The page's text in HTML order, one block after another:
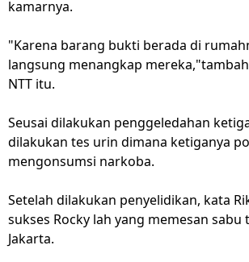
kamarnya.
"Karena barang bukti berada di
langsung menangkap
NTT itu.
Seusai dilakukan penggeledahan
dilakukan tes urin dimana ketiganya
mengonsumsi narkoba.
Setelah dilakukan penyelidikan, kata
sukses Rocky lah yang memesan sabu
Jakarta.